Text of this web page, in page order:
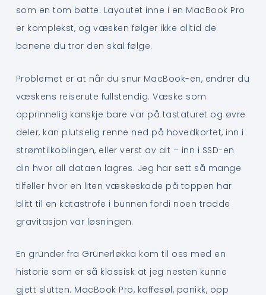
som en tom bøtte. Layoutet inne i en MacBook Pro
er komplekst, og væsken følger ikke alltid de
banene du tror den skal følge.
Problemet er at når du snur MacBook-en, endrer du
væskens reiserute fullstendig. Væske som
opprinnelig kanskje bare var på tastaturet og øvre
deler, kan plutselig renne ned på hovedkortet, inn i
strømtilkoblingen, eller verst av alt – inn i SSD-en
din hvor all dataen lagres. Jeg har sett så mange
tilfeller hvor en liten væskeskade på toppen har
blitt til en katastrofe i bunnen fordi noen trodde
gravitasjon var løsningen.
En gründer fra Grünerløkka kom til oss med en
historie som er så klassisk at jeg nesten kunne
gjett slutten. MacBook Pro, kaffesøl, panikk, opp